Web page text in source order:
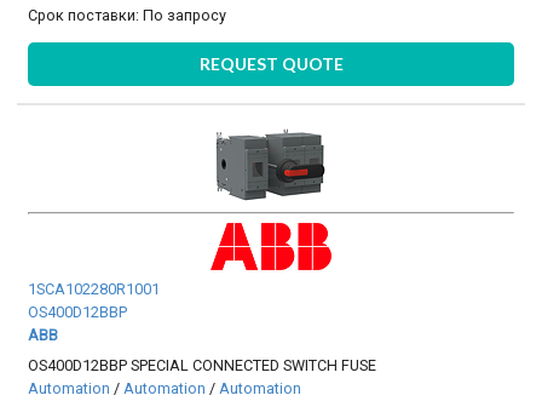
Срок поставки:По запросу
REQUEST QUOTE
1SCA102280R1001
OS400D12BBP
ABB
OS400D12BBP SPECIAL CONNECTED SWITCH FUSE
Automation /Automation /Automation